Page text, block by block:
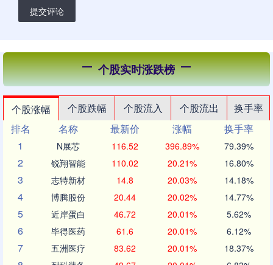
提交评论
个股实时涨跌榜
个股涨幅 个股跌幅 个股流入 个股流出
换手率
排名
名称 最新价 涨幅
换手率
1
N展芯 116.52 396.89% 79.39%
2 锐翔智能 110.02 20.21% 16.80%
3 志特新材 14.8 20.03% 14.18%
4 博腾股份 20.44 20.02% 14.77%
5 近岸蛋白 46.72 20.01% 5.62%
6 毕得医药 61.6 20.01% 6.12%
7 五洲医疗 83.62 20.01% 18.37%